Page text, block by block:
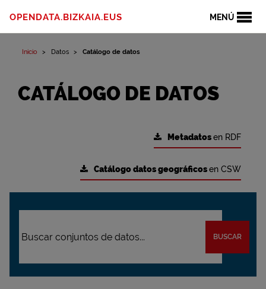
MENÚ
OPENDATA.BIZKAIA.EUS
Inicio Datos Catálogo de datos
CATÁLOGO DE DATOS
Metadatosen RDF
Catálogo datos geográficosen CSW
BUSCAR